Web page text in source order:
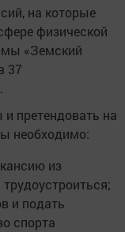
на которые
физической
«Земский
37
претендовать на
необходимо:
из
и подать
спорта